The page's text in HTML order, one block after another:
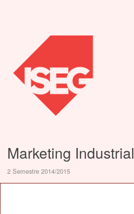
Marketing Industrial
2 Semestre 2014/2015